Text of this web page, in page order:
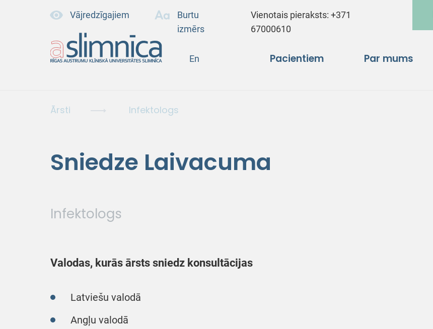
Vājredzīgajiem
Burtu
izmērs
Vienotais pieraksts:+371
67000610
En Pacientiem Par mums
Ārsti Infektologs
Sniedze Laivacuma
Infektologs
Valodas, kurās ārsts sniedz konsultācijas
Latviešu valodā
Angļu valodā